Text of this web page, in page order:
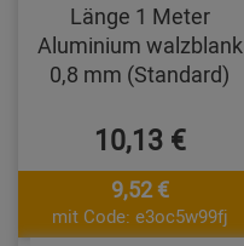
Länge 1 Meter
Aluminium walzblank
0,8 mm (Standard)
10,13 €
9,52 €
mit Code: e3oc5w99fj